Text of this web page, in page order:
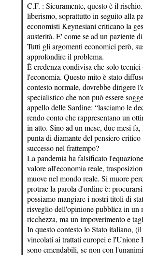
C.F. : Sicuramente, questo è il
liberismo, soprattutto in seguito alla
economisti Keynesiani criticano la
austerità. E' come se ad un paziente
Tutti gli argomenti economici però,
approfondire il problema.
È credenza condivisa che solo
l'economia. Questo mito è stato
contesto normale, dovrebbe dirigere
specialistico che non può essere
appello delle Sardine: “lasciamo le
rendo conto che rappresentano un
in atto. Sino ad un mese, due mesi
punta di diamante del pensiero
successo nel frattempo?
La pandemia ha falsificato
valore all'economia reale,
muove nel mondo reale. Si muore
protrae la parola d'ordine è:
possiamo mangiare i nostri titoli di
risveglio dell'opinione pubblica in un
ricchezza, ma un impoverimento e
In questo contesto lo Stato italiano,
vincolati ai trattati europei e l'Unione
sono emendabili, se non con